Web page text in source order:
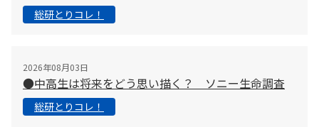
総研とりコレ！
2026年08月03日
●中高生は将来をどう思い描く？ ソニー生命調査
総研とりコレ！